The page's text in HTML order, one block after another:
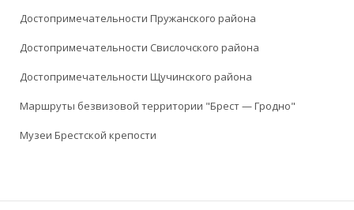
Достопримечательности Пружанского района
Достопримечательности Свислочского района
Достопримечательности Щучинского района
Маршруты безвизовой территории "Брест — Гродно"
Музеи Брестской крепости